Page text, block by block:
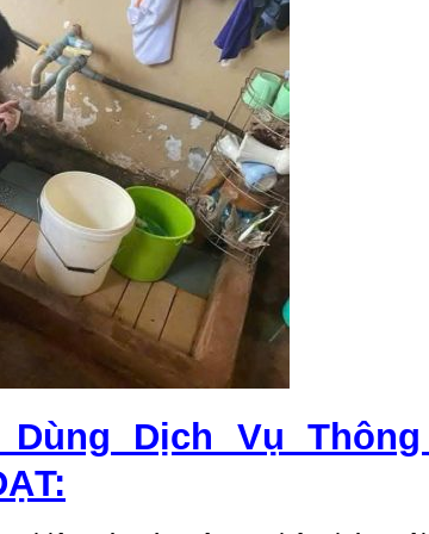
Dịch Vụ